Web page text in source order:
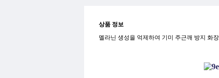
상품 정보
멜라닌 생성을 억제하여 기미 주근깨 방지 화